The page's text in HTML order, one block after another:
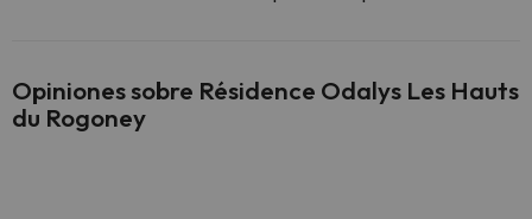
Opiniones sobre Résidence Odalys Les Hauts
du Rogoney